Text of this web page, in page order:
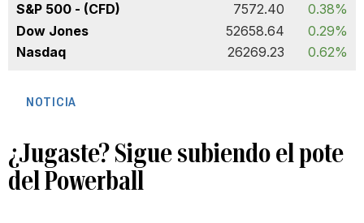
S&P 500 - (CFD) 7572.40
0.38%
Dow Jones
52658.64
0.29%
Nasdaq
26269.23 0.62%
NOTICIA
¿Jugaste? Sigue subiendo el pote
del Powerball